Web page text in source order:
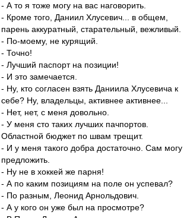
- А то я тоже могу на вас наговорить.
- Кроме того, Даниил Хлусевич... в общем,
парень аккуратный, старательный, вежливый.
- По-моему, не курящий.
- Точно!
- Лучший паспорт на позиции!
- И это замечается.
- Ну, кто согласен взять Даниила Хлусевича к
себе? Ну, владельцы, активнее активнее...
- Нет, нет, с меня довольно.
- У меня сто таких лучших пачпортов.
Областной бюджет по швам трещит.
- И у меня такого добра достаточно. Сам могу
предложить.
- Ну не в хоккей же парня!
- А по каким позициям на поле он успевал?
- По разным, Леонид Арнольдович.
- А у кого он уже был на просмотре?